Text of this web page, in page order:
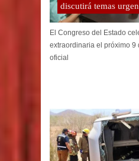
discutirá temas
El Congreso del Estado
extraordinaria el próximo 9
oficial